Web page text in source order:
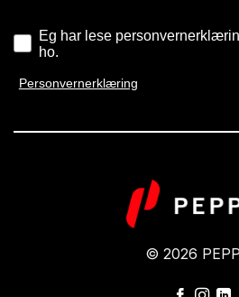
Eg har lese
ho.
Personvernerklæring
© 2026